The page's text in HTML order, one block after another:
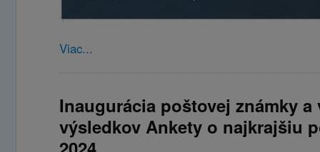
Viac...
Inaugurácia poštovej známky a
výsledkov Ankety o najkrajšiu